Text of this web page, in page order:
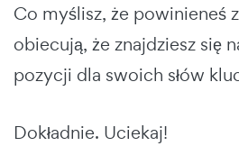
Co myślisz, że powinieneś
obiecują, że znajdziesz się
pozycji dla swoich słów
Dokładnie. Uciekaj!